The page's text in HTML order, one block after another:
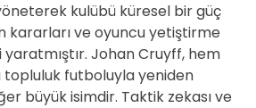
kulübü küresel bir güç
kararları ve oyuncu yetiştirme
Johan Cruyff, hem
topluluk futboluyla yeniden
büyük isimdir. Taktik zekası ve